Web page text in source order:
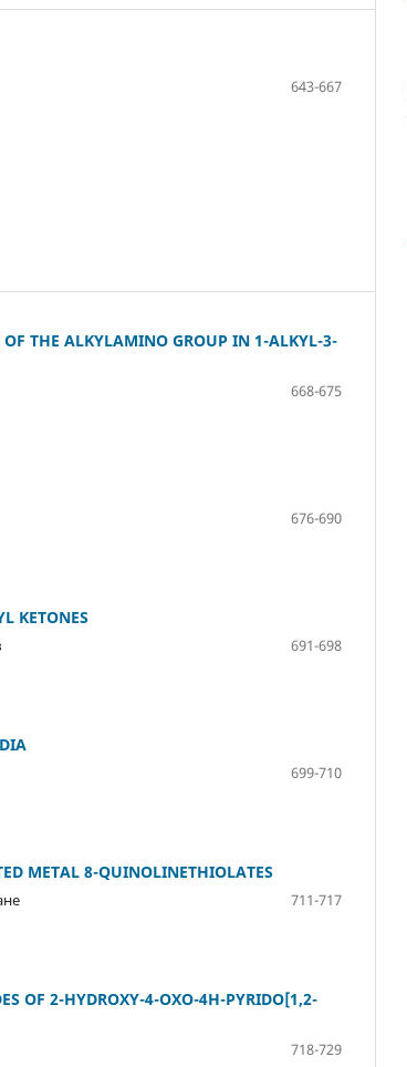
643-667
THE ALKYLAMINO GROUP IN 1-ALKYL-3-
668-675
676-690
KETONES
691-698
699-710
METAL 8-QUINOLINETHIOLATES
711-717
OF 2-HYDROXY-4-OXO-4H-PYRIDO[1,2-
718-729